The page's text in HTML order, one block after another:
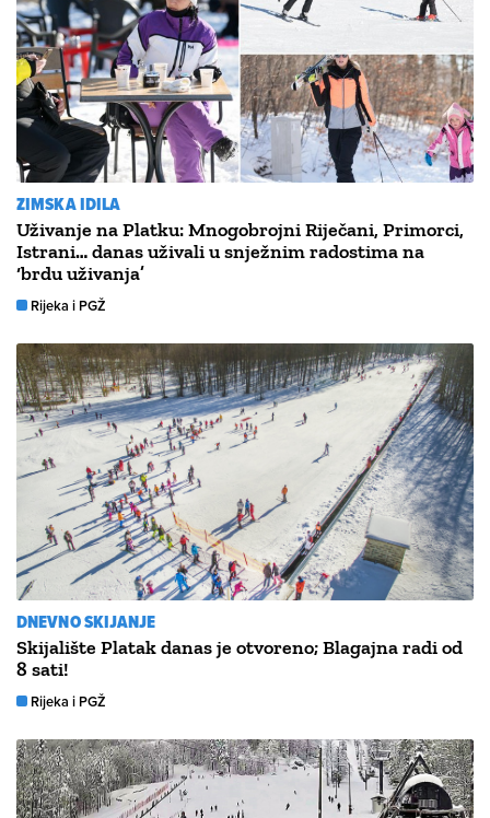
ZIMSKA IDILA
Uživanje na Platku: Mnogobrojni Riječani, Primorci,
Istrani… danas uživali u snježnim radostima na
‘brdu uživanja’
Rijeka i PGŽ
DNEVNO SKIJANJE
Skijalište Platak danas je otvoreno; Blagajna radi od
8 sati!
Rijeka i PGŽ